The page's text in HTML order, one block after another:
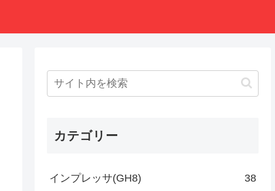
カテゴリー
インプレッサ(GH8) 38